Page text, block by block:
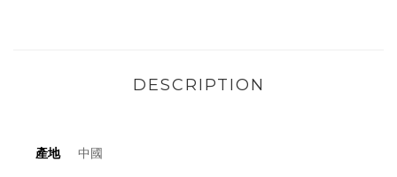
DESCRIPTION
產地 中國